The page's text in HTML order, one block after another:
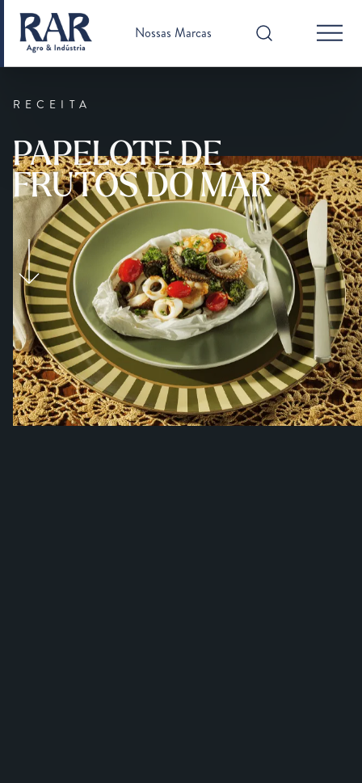
Nossas Marcas
RECEITA
PAPELOTE DE
FRUTOS DO MAR